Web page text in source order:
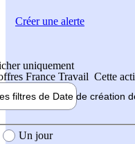
uniquement
France Travail Cette
filtres de Date de création
création de l'offre
Un jour
Créer une alerte